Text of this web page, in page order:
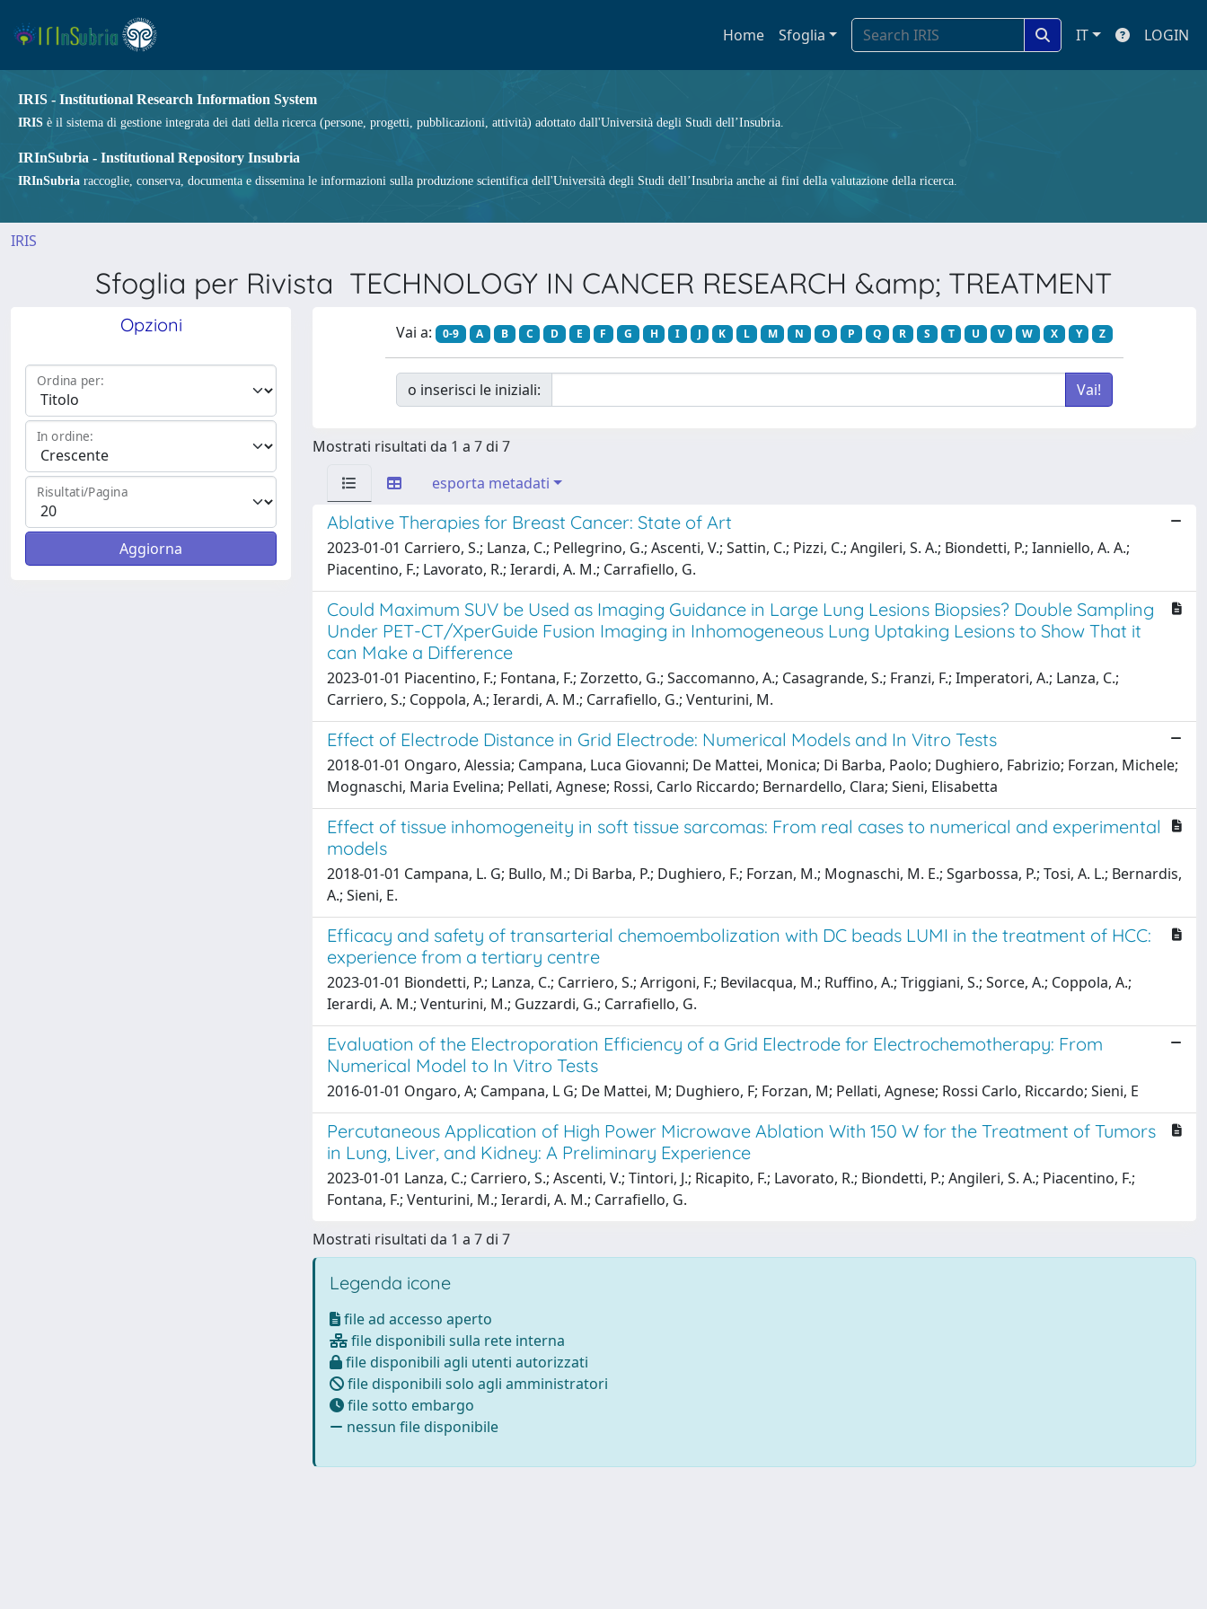
Home Sfoglia IT LOGIN
IRIS - Institutional Research Information System
IRIS è il sistema di gestione integrata dei dati della ricerca (persone, progetti, pubblicazioni, attività) adottato dall'Università degli Studi dell’Insubria.
IRInSubria - Institutional Repository Insubria
IRInSubria raccoglie, conserva, documenta e dissemina le informazioni sulla produzione scientifica dell'Università degli Studi dell’Insubria anche ai fini della valutazione della ricerca.
IRIS
Sfoglia per Rivista TECHNOLOGY IN CANCER RESEARCH &amp; TREATMENT
Opzioni
Ordina per:
In ordine:
Risultati/Pagina
Vai a: 0-9 A B C D E F G H I J K L M N O P Q R S T U V W X Y Z
o inserisci le iniziali:
Mostrati risultati da 1 a 7 di 7
esporta metadati
Ablative Therapies for Breast Cancer: State of Art
2023-01-01 Carriero, S.; Lanza, C.; Pellegrino, G.; Ascenti, V.; Sattin, C.; Pizzi, C.; Angileri, S. A.; Biondetti, P.; Ianniello, A. A.;
Piacentino, F.; Lavorato, R.; Ierardi, A. M.; Carrafiello, G.
Could Maximum SUV be Used as Imaging Guidance in Large Lung Lesions Biopsies? Double Sampling
Under PET-CT/XperGuide Fusion Imaging in Inhomogeneous Lung Uptaking Lesions to Show That it
can Make a Difference
2023-01-01 Piacentino, F.; Fontana, F.; Zorzetto, G.; Saccomanno, A.; Casagrande, S.; Franzi, F.; Imperatori, A.; Lanza, C.;
Carriero, S.; Coppola, A.; Ierardi, A. M.; Carrafiello, G.; Venturini, M.
Effect of Electrode Distance in Grid Electrode: Numerical Models and In Vitro Tests
2018-01-01 Ongaro, Alessia; Campana, Luca Giovanni; De Mattei, Monica; Di Barba, Paolo; Dughiero, Fabrizio; Forzan, Michele;
Mognaschi, Maria Evelina; Pellati, Agnese; Rossi, Carlo Riccardo; Bernardello, Clara; Sieni, Elisabetta
Effect of tissue inhomogeneity in soft tissue sarcomas: From real cases to numerical and experimental
models
2018-01-01 Campana, L. G; Bullo, M.; Di Barba, P.; Dughiero, F.; Forzan, M.; Mognaschi, M. E.; Sgarbossa, P.; Tosi, A. L.; Bernardis,
A.; Sieni, E.
Efficacy and safety of transarterial chemoembolization with DC beads LUMI in the treatment of HCC:
experience from a tertiary centre
2023-01-01 Biondetti, P.; Lanza, C.; Carriero, S.; Arrigoni, F.; Bevilacqua, M.; Ruffino, A.; Triggiani, S.; Sorce, A.; Coppola, A.;
Ierardi, A. M.; Venturini, M.; Guzzardi, G.; Carrafiello, G.
Evaluation of the Electroporation Efficiency of a Grid Electrode for Electrochemotherapy: From
Numerical Model to In Vitro Tests
2016-01-01 Ongaro, A; Campana, L G; De Mattei, M; Dughiero, F; Forzan, M; Pellati, Agnese; Rossi Carlo, Riccardo; Sieni, E
Percutaneous Application of High Power Microwave Ablation With 150 W for the Treatment of Tumors
in Lung, Liver, and Kidney: A Preliminary Experience
2023-01-01 Lanza, C.; Carriero, S.; Ascenti, V.; Tintori, J.; Ricapito, F.; Lavorato, R.; Biondetti, P.; Angileri, S. A.; Piacentino, F.;
Fontana, F.; Venturini, M.; Ierardi, A. M.; Carrafiello, G.
Mostrati risultati da 1 a 7 di 7
Legenda icone
file ad accesso aperto
file disponibili sulla rete interna
file disponibili agli utenti autorizzati
file disponibili solo agli amministratori
file sotto embargo
nessun file disponibile